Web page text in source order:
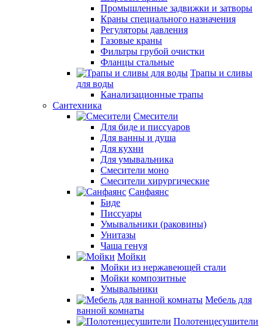
Промышленные задвижки и затворы
Краны специального назначения
Регуляторы давления
Газовые краны
Фильтры грубой очистки
Фланцы стальные
Трапы и сливы
для воды
Канализационные трапы
Сантехника
Смесители
Для биде и писсуаров
Для ванны и душа
Для кухни
Для умывальника
Смесители моно
Смесители хирургические
Санфаянс
Биде
Писсуары
Умывальники (раковины)
Унитазы
Чаша генуя
Мойки
Мойки из нержавеющей стали
Мойки композитные
Умывальники
Мебель для
ванной комнаты
Полотенцесушители